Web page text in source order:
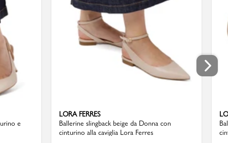
e
LORA FERRES
Ballerine slingback beige da Donna con
cinturino alla caviglia Lora Ferres